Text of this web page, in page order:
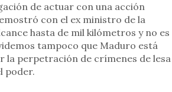
de actuar con una acción
con el ex ministro de la
hasta de mil kilómetros y no es
tampoco que Maduro está
la perpetración de crímenes de lesa
poder.